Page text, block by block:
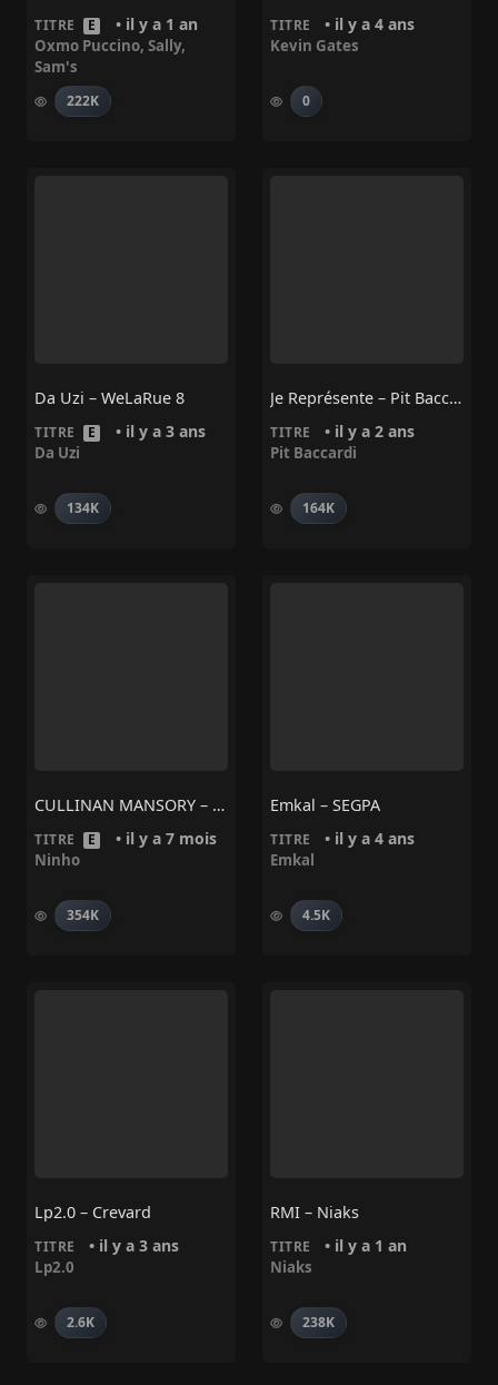
TITRE E • il y a 1 an
Oxmo Puccino, Sally,
Sam's
222K
TITRE • il y a 4 ans
Kevin Gates
0
Da Uzi – WeLaRue 8
TITRE E • il y a 3 ans
Da Uzi
134K
Je Représente – Pit Baccardi
TITRE • il y a 2 ans
Pit Baccardi
164K
CULLINAN MANSORY – Ninho
TITRE E • il y a 7 mois
Ninho
354K
Emkal – SEGPA
TITRE • il y a 4 ans
Emkal
4.5K
Lp2.0 – Crevard
TITRE • il y a 3 ans
Lp2.0
2.6K
RMI – Niaks
TITRE • il y a 1 an
Niaks
238K